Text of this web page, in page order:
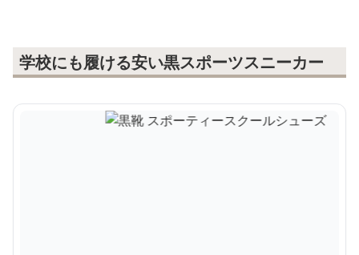
学校にも履ける安い黒スポーツスニーカー